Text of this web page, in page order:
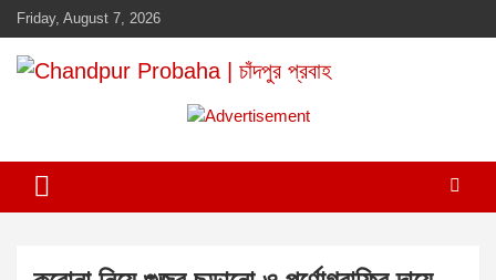
Skip
to
content
Friday, August 7, 2026
Chandpur Probaha | চাঁদপুর প্রবাহ
v
e